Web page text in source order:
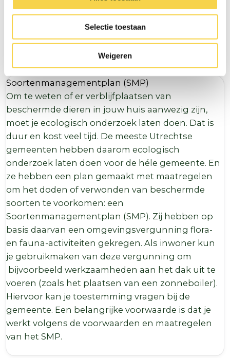
Selectie toestaan
Weigeren
fauna-activiteit nodig. Met een
Soortenmanagementplan (SMP) regelt de
gemeente dit voor jou (klik hieronder voor meer
Soortenmanagementplan (SMP)
Om te weten of er verblijfplaatsen van
beschermde dieren in jouw huis aanwezig zijn,
moet je ecologisch onderzoek laten doen. Dat is
duur en kost veel tijd. De meeste Utrechtse
gemeenten hebben daarom ecologisch
onderzoek laten doen voor de héle gemeente. En
ze hebben een plan gemaakt met maatregelen
om het doden of verwonden van beschermde
soorten te voorkomen: een
Soortenmanagementplan (SMP). Zij hebben op
basis daarvan een omgevingsvergunning flora-
en fauna-activiteiten gekregen. Als inwoner kun
je gebruikmaken van deze vergunning om
bijvoorbeeld werkzaamheden aan het dak uit te
voeren (zoals het plaatsen van een zonneboiler).
Hiervoor kan je toestemming vragen bij de
gemeente. Een belangrijke voorwaarde is dat je
werkt volgens de voorwaarden en maatregelen
van het SMP.